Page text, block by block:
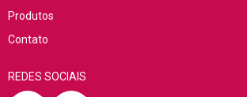
Produtos
Contato
REDES SOCIAIS